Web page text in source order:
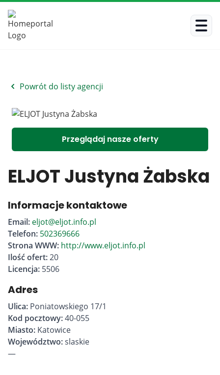
Powrót do listy agencji
Przeglądaj nasze oferty
ELJOT Justyna Żabska
Informacje kontaktowe
Email: eljot@eljot.info.pl
Telefon: 502369666
Strona WWW: http://www.eljot.info.pl
Ilość ofert:20
Licencja: 5506
Adres
Ulica: Poniatowskiego 17/1
Kod pocztowy:40-055
Miasto: Katowice
Województwo:slaskie
—